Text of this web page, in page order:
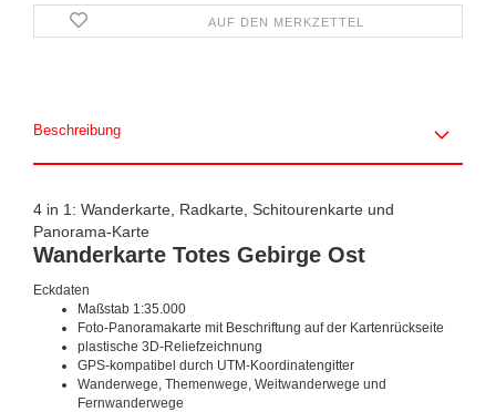
AUF DEN MERKZETTEL
Beschreibung
4 in 1: Wanderkarte, Radkarte, Schitourenkarte und
Panorama-Karte
Wanderkarte Totes Gebirge Ost
Eckdaten
Maßstab 1:35.000
Foto-Panoramakarte mit Beschriftung auf der Kartenrückseite
plastische 3D-Reliefzeichnung
GPS-kompatibel durch UTM-Koordinatengitter
Wanderwege, Themenwege, Weitwanderwege und
Fernwanderwege